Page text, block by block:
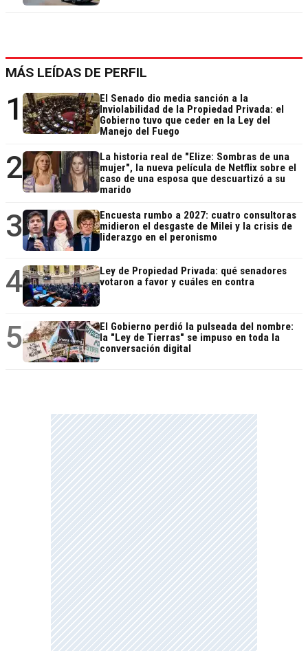
MÁS LEÍDAS DE PERFIL
1
El Senado dio media sanción a la
Inviolabilidad de la Propiedad Privada: el
Gobierno tuvo que ceder en la Ley del
Manejo del Fuego
2
La historia real de "Elize: Sombras de una
mujer", la nueva película de Netflix sobre el
caso de una esposa que descuartizó a su
marido
3
Encuesta rumbo a 2027: cuatro consultoras
midieron el desgaste de Milei y la crisis de
liderazgo en el peronismo
4
Ley de Propiedad Privada: qué senadores
votaron a favor y cuáles en contra
5
El Gobierno perdió la pulseada del nombre:
la "Ley de Tierras" se impuso en toda la
conversación digital